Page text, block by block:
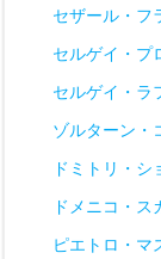
セザール・フ
セルゲイ・プ
セルゲイ・ラ
ゾルターン・
ドミトリ・
ドメニコ・ス
ピエトロ・マ